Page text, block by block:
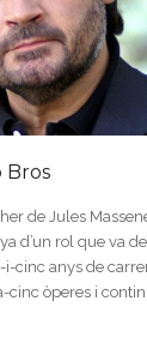
Bros
de Jules
d’un rol que va
cinc anys de
cinc òperes i